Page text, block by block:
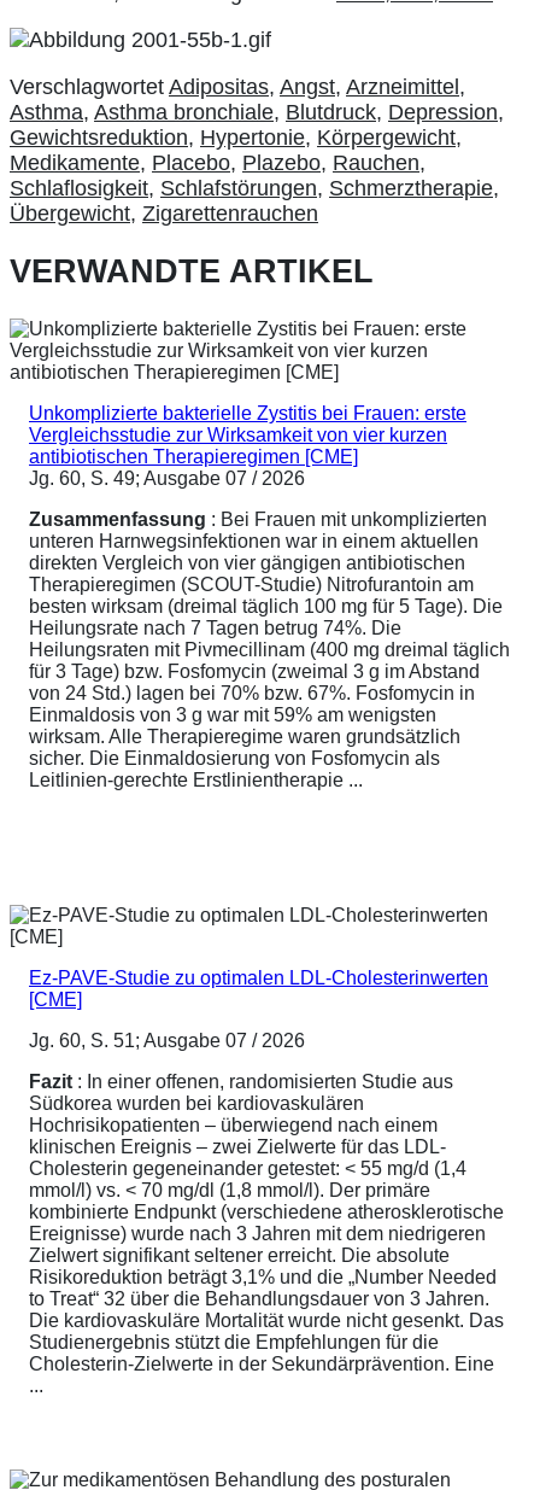
Verschlagwortet Adipositas, Angst, Arzneimittel,
Asthma, Asthma bronchiale, Blutdruck, Depression,
Gewichtsreduktion, Hypertonie, Körpergewicht,
Medikamente, Placebo, Plazebo, Rauchen,
Schlaflosigkeit, Schlafstörungen, Schmerztherapie,
Übergewicht, Zigarettenrauchen
VERWANDTE ARTIKEL
Unkomplizierte bakterielle Zystitis bei Frauen: erste
Vergleichsstudie zur Wirksamkeit von vier kurzen
antibiotischen Therapieregimen [CME]
Jg. 60, S. 49; Ausgabe 07 / 2026
Zusammenfassung : Bei Frauen mit unkomplizierten
unteren Harnwegsinfektionen war in einem aktuellen
direkten Vergleich von vier gängigen antibiotischen
Therapieregimen (SCOUT-Studie) Nitrofurantoin am
besten wirksam (dreimal täglich 100 mg für 5 Tage). Die
Heilungsrate nach 7 Tagen betrug 74%. Die
Heilungsraten mit Pivmecillinam (400 mg dreimal täglich
für 3 Tage) bzw. Fosfomycin (zweimal 3 g im Abstand
von 24 Std.) lagen bei 70% bzw. 67%. Fosfomycin in
Einmaldosis von 3 g war mit 59% am wenigsten
wirksam. Alle Therapieregime waren grundsätzlich
sicher. Die Einmaldosierung von Fosfomycin als
Leitlinien-gerechte Erstlinientherapie ...
Ez-PAVE-Studie zu optimalen LDL-Cholesterinwerten
[CME]
Jg. 60, S. 51; Ausgabe 07 / 2026
Fazit : In einer offenen, randomisierten Studie aus
Südkorea wurden bei kardiovaskulären
Hochrisikopatienten – überwiegend nach einem
klinischen Ereignis – zwei Zielwerte für das LDL-
Cholesterin gegeneinander getestet: < 55 mg/d (1,4
mmol/l) vs. < 70 mg/dl (1,8 mmol/l). Der primäre
kombinierte Endpunkt (verschiedene atherosklerotische
Ereignisse) wurde nach 3 Jahren mit dem niedrigeren
Zielwert signifikant seltener erreicht. Die absolute
Risikoreduktion beträgt 3,1% und die „Number Needed
to Treat“ 32 über die Behandlungsdauer von 3 Jahren.
Die kardiovaskuläre Mortalität wurde nicht gesenkt. Das
Studienergebnis stützt die Empfehlungen für die
Cholesterin-Zielwerte in der Sekundärprävention. Eine
...